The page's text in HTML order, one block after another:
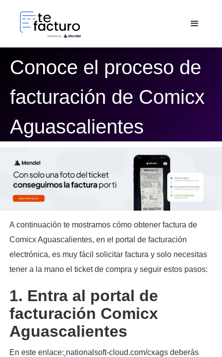
Conoce el proceso de
facturación de Comicx
Aguascalientes
A continuación te mostramos cómo obtener factura de
Comicx Aguascalientes, en el portal de facturación
electrónica, es muy fácil solicitar factura y solo necesitas
tener a la mano el ticket de compra y seguir estos pasos:​
1. Entra al portal de
facturación Comicx
Aguascalientes
En este enlace: nationalsoft-cloud.com/cxags deberás